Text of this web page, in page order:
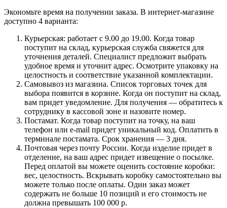
Экономьте время на получении заказа. В интернет-магазине
доступно 4 варианта:
Курьерская: работает с 9.00 до 19.00. Когда товар
поступит на склад, курьерская служба свяжется для
уточнения деталей. Специалист предложит выбрать
удобное время и уточнит адрес. Осмотрите упаковку на
целостность и соответствие указанной комплектации.
Самовывоз из магазина. Список торговых точек для
выбора появится в корзине. Когда он поступит на склад,
вам придет уведомление. Для получения — обратитесь к
сотруднику в кассовой зоне и назовите номер.
Постамат. Когда товар поступит на точку, на ваш
телефон или e-mail придет уникальный код. Оплатить в
терминале постамата. Срок хранения — 3 дня.
Почтовая через почту России. Когда изделие придет в
отделение, на ваш адрес придет извещение о посылке.
Перед оплатой вы можете оценить состояние коробки:
вес, целостность. Вскрывать коробку самостоятельно вы
можете только после оплаты. Один заказ может
содержать не больше 10 позиций и его стоимость не
должна превышать 100 000 р.